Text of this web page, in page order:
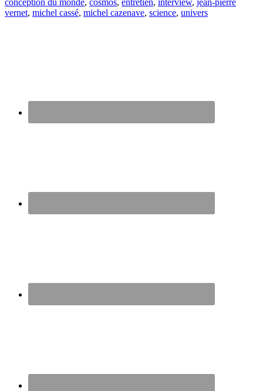
vernet, michel cassé, michel cazenave, science, univers